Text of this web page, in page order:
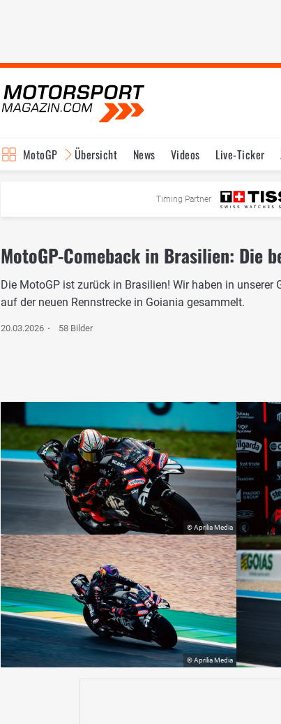
MotoGP Übersicht News Videos Live-Ticker
Testfahrten
Timing Partner
MotoGP-Comeback in Brasilien: Die
Die MotoGP ist zurück in Brasilien! Wir haben in unserer
auf der neuen Rennstrecke in Goiania gesammelt.
20.03.2026 58 Bilder